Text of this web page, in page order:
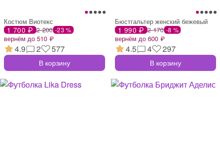
Костюм Виотекс
1 700 ₽ 2 200 -23 %
вернём до 510 ₽
4.9 2 577
В корзину
Бюстгальтер женский бежевый
1 990 ₽ 2 170 -8 %
вернём до 600 ₽
4.5 4 297
В корзину